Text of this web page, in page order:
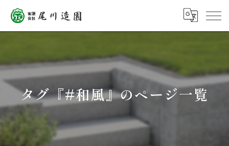
タグ『#和風』のページ一覧